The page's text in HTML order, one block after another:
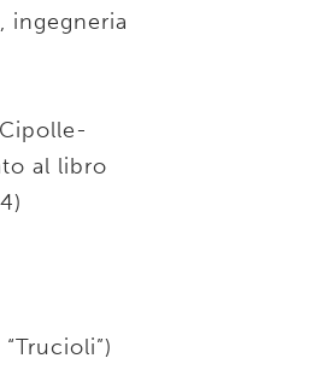
ingegneria
al libro